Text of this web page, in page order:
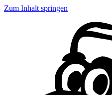
Zum Inhalt springen